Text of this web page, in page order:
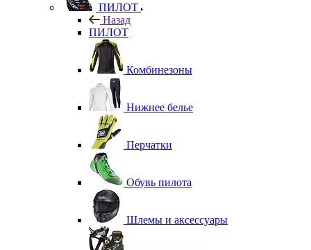
ПИЛОТ
Назад
ПИЛОТ
Комбинезоны
Нижнее белье
Перчатки
Обувь пилота
Шлемы и аксессуары